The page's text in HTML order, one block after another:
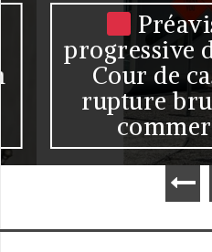
Préavis
progressive
Cour de
rupture